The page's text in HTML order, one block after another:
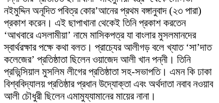
নইমুদ্দিন অনূদিত পবিত্র কোর’আনের প্রথম বঙ্গানুবাদ (২৩ পারা)
প্রকাশ করেন। এই ছাপাখানা থেকেই তিনি প্রকাশ করতেন
‘আখবারে এসলামীয়া’ নামে মাসিকপত্র যা বাংলার মুসলমানদের
স্বার্থরক্ষার পক্ষে কথা বলত। প্রাচ্যের আলীগড় বলে খ্যাত ‘সা’দাত
কলেজের’ প্রতিষ্ঠাতা ছিলেন ওয়াজেদ আলী খান পন্নী। তিনি
প্রভিন্সিয়াল মুসলিম লীগের প্রতিষ্ঠাতা সহ-সভাপতি। এমন কি ঢাকা
বিশ্ববিদ্যালয় প্রতিষ্ঠার প্রধান উদ্যোক্তা এবং অর্থদাতা নবাব নওয়াব
আলী চৌধুরী ছিলেন এমামুয্যামানের মায়ের নানা।